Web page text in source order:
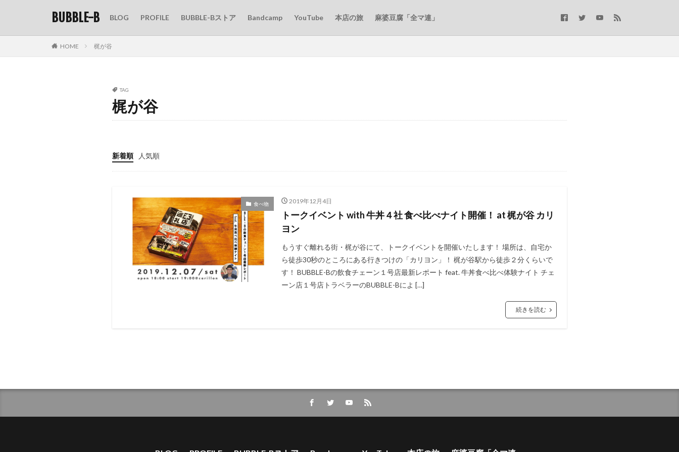
BUBBLE-B BLOG PROFILE BUBBLE-Bストア Bandcamp YouTube 本店の旅 麻婆豆腐「全マ連」
HOME 梶が谷
TAG
梶が谷
新着順 人気順
食べ物 2019年12月4日
トークイベント with 牛丼４社 食べ比べナイト開催！ at 梶が谷 カリ
ヨン
もうすぐ離れる街・梶が谷にて、トークイベントを開催いたします！ 場所は、自宅か
ら徒歩30秒のところにある行きつけの「カリヨン」！ 梶が谷駅から徒歩２分くらいで
す！ BUBBLE-Bの飲食チェーン１号店最新レポート feat. 牛丼食べ比べ体験ナイト チェ
ーン店１号店トラベラーのBUBBLE-Bによ […]
続きを読む